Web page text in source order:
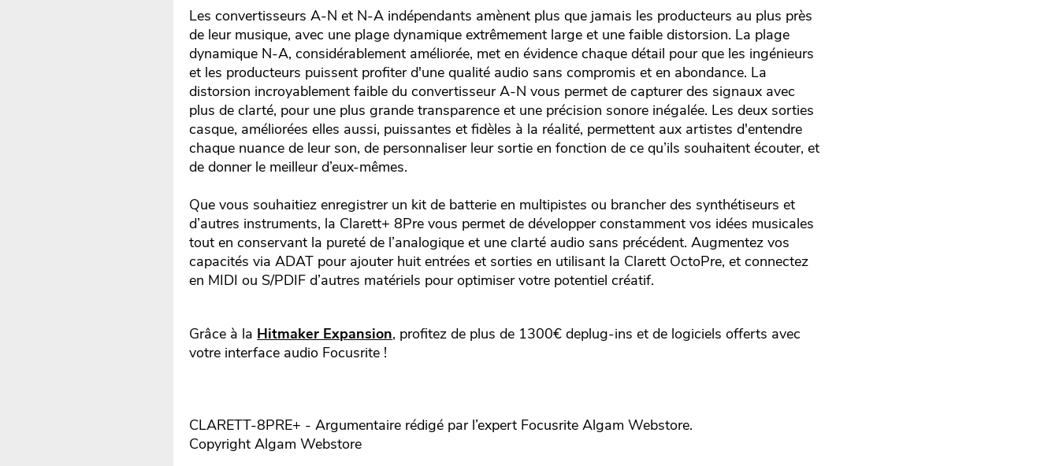
Les convertisseurs A-N et N-A indépendants amènent plus que jamais les producteurs au plus près
de leur musique, avec une plage dynamique extrêmement large et une faible distorsion. La plage
dynamique N-A, considérablement améliorée, met en évidence chaque détail pour que les ingénieurs
et les producteurs puissent profiter d'une qualité audio sans compromis et en abondance. La
distorsion incroyablement faible du convertisseur A-N vous permet de capturer des signaux avec
plus de clarté, pour une plus grande transparence et une précision sonore inégalée. Les deux sorties
casque, améliorées elles aussi, puissantes et fidèles à la réalité, permettent aux artistes d'entendre
chaque nuance de leur son, de personnaliser leur sortie en fonction de ce qu’ils souhaitent écouter, et
de donner le meilleur d’eux-mêmes.
Que vous souhaitiez enregistrer un kit de batterie en multipistes ou brancher des synthétiseurs et
d’autres instruments, la Clarett+ 8Pre vous permet de développer constamment vos idées musicales
tout en conservant la pureté de l’analogique et une clarté audio sans précédent. Augmentez vos
capacités via ADAT pour ajouter huit entrées et sorties en utilisant la Clarett OctoPre, et connectez
en MIDI ou S/PDIF d’autres matériels pour optimiser votre potentiel créatif.
Grâce à la Hitmaker Expansion, profitez de plus de 1300€ deplug-ins et de logiciels offerts avec
votre interface audio Focusrite !
CLARETT-8PRE+ - Argumentaire rédigé par l’expert Focusrite Algam Webstore.
Copyright Algam Webstore